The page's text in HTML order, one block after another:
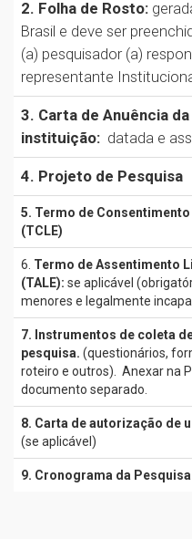
2. Folha de Rosto:
Brasil e deve ser
(a) pesquisador (a)
representante
3. Carta de Anuência da
instituição: datada e
4. Projeto de Pesquisa
5. Termo de
(TCLE)
6. Termo de Assentimento
(TALE): se aplicável
menores e legalmente
7. Instrumentos de coleta
pesquisa. (questionários,
roteiro e outros). Anexar na
documento separado.
8. Carta de autorização de
(se aplicável)
9. Cronograma da Pesquisa